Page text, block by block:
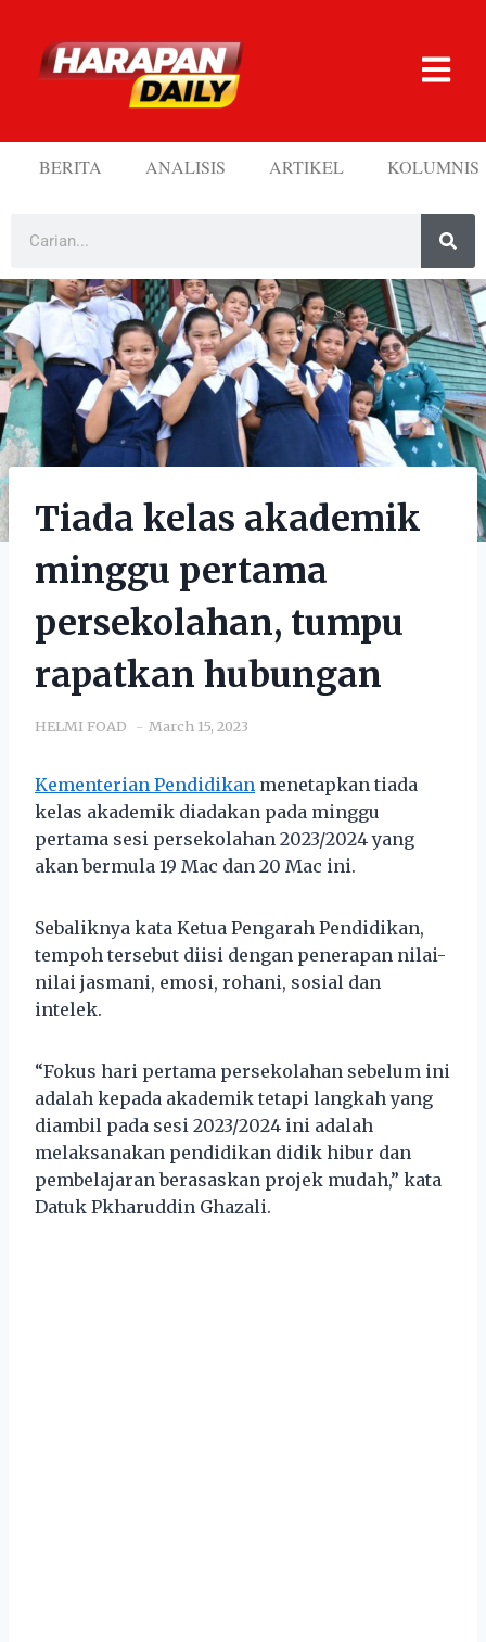
BERITA ANALISIS ARTIKEL KOLUMNIS
Tiada kelas akademik
minggu pertama
persekolahan, tumpu
rapatkan hubungan
HELMI FOAD March 15, 2023
Kementerian Pendidikan menetapkan tiada
kelas akademik diadakan pada minggu
pertama sesi persekolahan 2023/2024 yang
akan bermula 19 Mac dan 20 Mac ini.
Sebaliknya kata Ketua Pengarah Pendidikan,
tempoh tersebut diisi dengan penerapan nilai-
nilai jasmani, emosi, rohani, sosial dan
intelek.
“Fokus hari pertama persekolahan sebelum ini
adalah kepada akademik tetapi langkah yang
diambil pada sesi 2023/2024 ini adalah
melaksanakan pendidikan didik hibur dan
pembelajaran berasaskan projek mudah,” kata
Datuk Pkharuddin Ghazali.